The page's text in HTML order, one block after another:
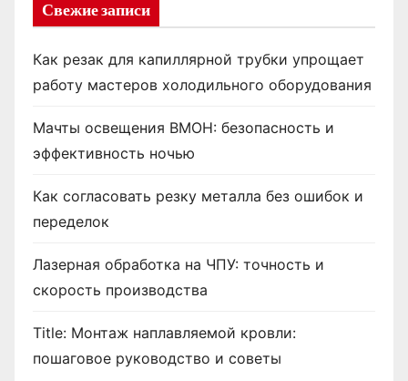
Свежие записи
Как резак для капиллярной трубки упрощает
работу мастеров холодильного оборудования
Мачты освещения ВМОН: безопасность и
эффективность ночью
Как согласовать резку металла без ошибок и
переделок
Лазерная обработка на ЧПУ: точность и
скорость производства
Title: Монтаж наплавляемой кровли:
пошаговое руководство и советы